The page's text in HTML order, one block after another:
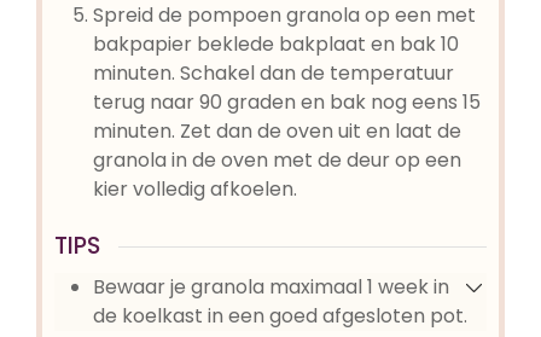
Spreid de pompoen granola op een met
bakpapier beklede bakplaat en bak 10
minuten. Schakel dan de temperatuur
terug naar 90 graden en bak nog eens 15
minuten. Zet dan de oven uit en laat de
granola in de oven met de deur op een
kier volledig afkoelen.
TIPS
Bewaar je granola maximaal 1 week in
de koelkast in een goed afgesloten pot.